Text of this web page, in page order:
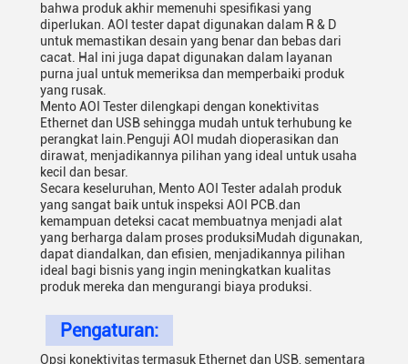
bahwa produk akhir memenuhi spesifikasi yang
diperlukan. AOI tester dapat digunakan dalam R & D
untuk memastikan desain yang benar dan bebas dari
cacat. Hal ini juga dapat digunakan dalam layanan
purna jual untuk memeriksa dan memperbaiki produk
yang rusak.
Mento AOI Tester dilengkapi dengan konektivitas
Ethernet dan USB sehingga mudah untuk terhubung ke
perangkat lain.Penguji AOI mudah dioperasikan dan
dirawat, menjadikannya pilihan yang ideal untuk usaha
kecil dan besar.
Secara keseluruhan, Mento AOI Tester adalah produk
yang sangat baik untuk inspeksi AOI PCB.dan
kemampuan deteksi cacat membuatnya menjadi alat
yang berharga dalam proses produksiMudah digunakan,
dapat diandalkan, dan efisien, menjadikannya pilihan
ideal bagi bisnis yang ingin meningkatkan kualitas
produk mereka dan mengurangi biaya produksi.
Pengaturan:
Opsi konektivitas termasuk Ethernet dan USB, sementara